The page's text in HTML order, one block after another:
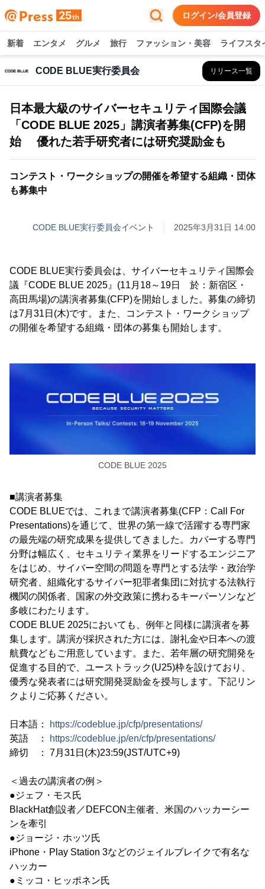
ログイン/会員登録
新着 エンタメ グルメ 旅行 ファッション・美容 ライフスタ
CODE BLUE実行委員会 リリース一覧
日本最大級のサイバーセキュリティ国際会議
「CODE BLUE 2025」講演者募集(CFP)を開
始 優れた若手研究者には研究奨励金も
コンテスト・ワークショップの開催を希望する組織・団体
も募集中
CODE BLUE実行委員会イベント 2025年3月31日 14:00
CODE BLUE実行委員会は、サイバーセキュリティ国際会
議『CODE BLUE 2025』(11月18～19日 於：新宿区・
高田馬場)の講演者募集(CFP)を開始しました。募集の締切
は7月31日(木)です。また、コンテスト・ワークショップ
の開催を希望する組織・団体の募集も開始します。
CODE BLUE 2025
■講演者募集
CODE BLUEでは、これまで講演者募集(CFP：Call For
Presentations)を通じて、世界の第一線で活躍する専門家
の最先端の研究成果を提供してきました。カバーする専門
分野は幅広く、セキュリティ業界をリードするエンジニア
をはじめ、サイバー空間の問題を専門とする法学・政治学
研究者、組織化するサイバー犯罪者集団に対抗する法執行
機関の関係者、国家の外交政策に携わるキーパーソンなど
多岐にわたります。
CODE BLUE 2025においても、例年と同様に講演者を募
集します。講演が採択された方には、謝礼金や日本への渡
航費などもご用意しています。また、若年層の研究開発を
促進する目的で、ユーストラック(U25)枠を設けており、
優秀な発表者には研究開発奨励金を授与します。下記リン
クよりご応募ください。
日本語：
https://codeblue.jp/cfp/presentations/
英語 ：
https://codeblue.jp/en/cfp/presentations/
締切 ： 7月31日(木)23:59(JST/UTC+9)
＜過去の講演者の例＞
●ジェフ・モス氏
BlackHat創設者／DEFCON主催者、米国のハッカーシー
ンを牽引
●ジョージ・ホッツ氏
iPhone・Play Station 3などのジェイルブレイクで有名な
ハッカー
●ミッコ・ヒッポネン氏